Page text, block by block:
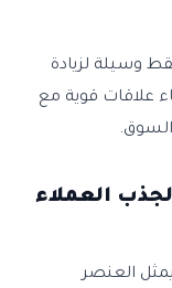
وسيلة لزيادة
علاقات قوية مع
العملاء
العنصر